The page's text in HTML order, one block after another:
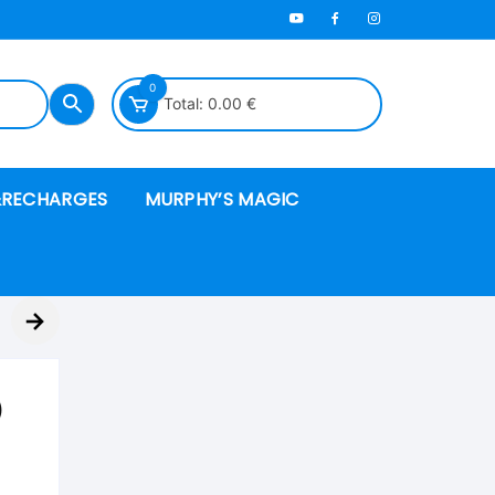
0
Total: 0.00 €
MURPHY’S MAGIC
→